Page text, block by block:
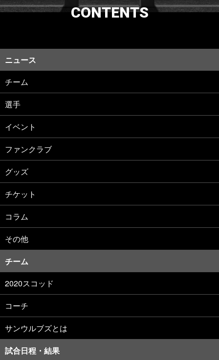
CONTENTS
ニュース
チーム
選手
イベント
ファンクラブ
グッズ
チケット
コラム
その他
チーム
2020スコッド
コーチ
サンウルブズとは
試合日程・結果